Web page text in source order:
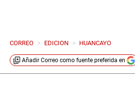
CORREO > EDICION > HUANCAYO
Añadir Correo como fuente preferida en